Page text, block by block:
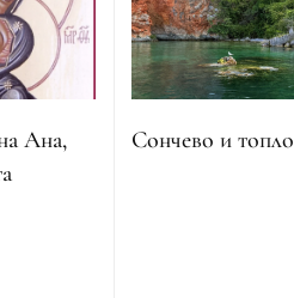
Ана,
Сончево и топло